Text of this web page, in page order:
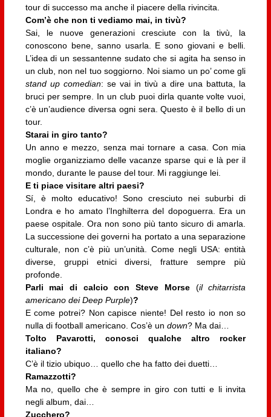
tour di successo ma anche il piacere della rivincita.
Com’è che non ti vediamo mai, in tivù?
Sai, le nuove generazioni cresciute con la tivù, la
conoscono bene, sanno usarla. E sono giovani e belli.
L’idea di un sessantenne sudato che si agita ha senso in
un club, non nel tuo soggiorno. Noi siamo un po’ come gli
stand up comedian: se vai in tivù a dire una battuta, la
bruci per sempre. In un club puoi dirla quante volte vuoi,
c’è un’audience diversa ogni sera. Questo è il bello di un
tour.
Starai in giro tanto?
Un anno e mezzo, senza mai tornare a casa. Con mia
moglie organizziamo delle vacanze sparse qui e là per il
mondo, durante le pause del tour. Mi raggiunge lei.
E ti piace visitare altri paesi?
Sí, è molto educativo! Sono cresciuto nei suburbi di
Londra e ho amato l’Inghilterra del dopoguerra. Era un
paese ospitale. Ora non sono più tanto sicuro di amarla.
La successione dei governi ha portato a una separazione
culturale, non c’è più un’unità. Come negli USA: entità
diverse, gruppi etnici diversi, fratture sempre più
profonde.
Parli mai di calcio con Steve Morse(il chitarrista
americano dei Deep Purple)?
E come potrei? Non capisce niente! Del resto io non so
nulla di football americano. Cos’è un down? Ma dai…
Tolto Pavarotti, conosci qualche altro rocker
italiano?
C’è il tizio ubiquo… quello che ha fatto dei duetti…
Ramazzotti?
Ma no, quello che è sempre in giro con tutti e li invita
negli album, dai…
Zucchero?